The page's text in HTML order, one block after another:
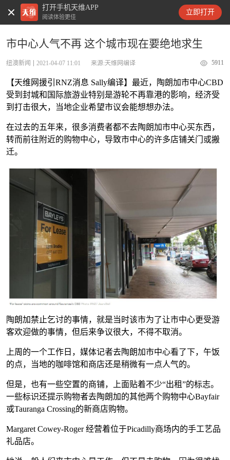
打开手机天维APP
阅读体验更佳
立即打开
天维新闻
市中心人气不再 这个城市现在要绝地求生
纽澳新闻 2021-04-07 11:01 来源:天维网编译 5911
【天维网援引RNZ消息 Sally编译】最近，陶朗加市中心CBD
受到封城和国际旅游业特别是游轮不再靠港的影响，经济受
到打击很大，当地企业希望市议会能想想办法。
在过去的五年来，很多消费者都不去陶朗加市中心买东西，
转而前往附近的购物中心，导致市中心的许多店铺关门或搬
迁。
陶朗加禁止乞讨的事情，就是当时该市为了让市中心更受游
客欢迎做的事情，但后来争议很大，不得不取消。
上周的一个工作日，媒体记者去陶朗加市中心看了下，午饭
的点，当地的咖啡馆和商店还是稍微有一点人气的。
但是，也有一些空置的商铺，上面贴着不少“出租”的标志。
一些标识还提示购物者去陶朗加的其他两个购物中心Bayfair
或Tauranga Crossing的新商店购物。
Margaret Cowey-Roger 经营着位于Picadilly商场内的手工艺品
礼品店。